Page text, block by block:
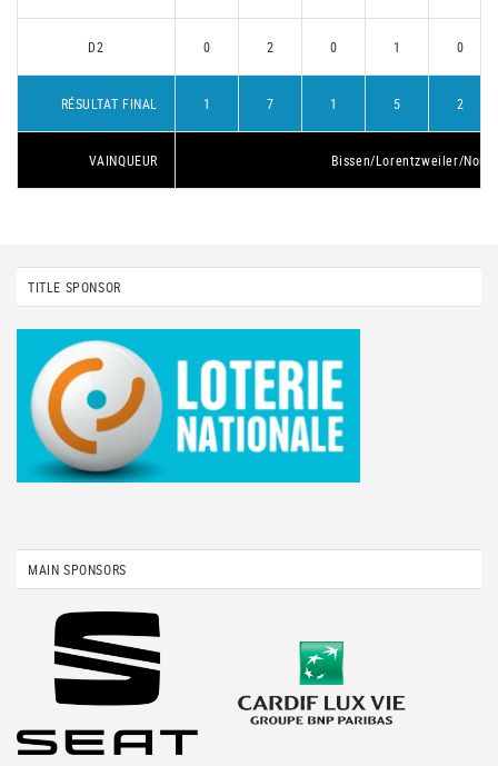
D2 0 2 0 1 0
RÉSULTAT FINAL 1 7 1 5 2
VAINQUEUR Bissen/Lorentzweiler/
TITLE SPONSOR
MAIN SPONSORS